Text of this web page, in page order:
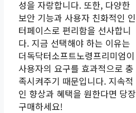
성을 자랑합니다. 또한, 다양한
보안 기능과 사용자 친화적인 인
터페이스로 편리함을 선사합니
다. 지금 선택해야 하는 이유는
더독닥터소프트노령프리미엄이
사용자의 요구를 효과적으로 충
족시켜주기 때문입니다. 지속적
인 향상과 혜택을 원한다면 당장
구매하세요!